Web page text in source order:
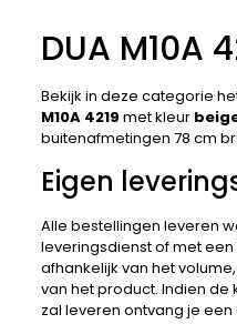
DUA M10A
Bekijk in deze categorie
M10A 4219 met kleur
buitenafmetingen 78 cm
Eigen
Alle bestellingen leveren
leveringsdienst of met
afhankelijk van het
van het product. Indien
zal leveren ontvang je